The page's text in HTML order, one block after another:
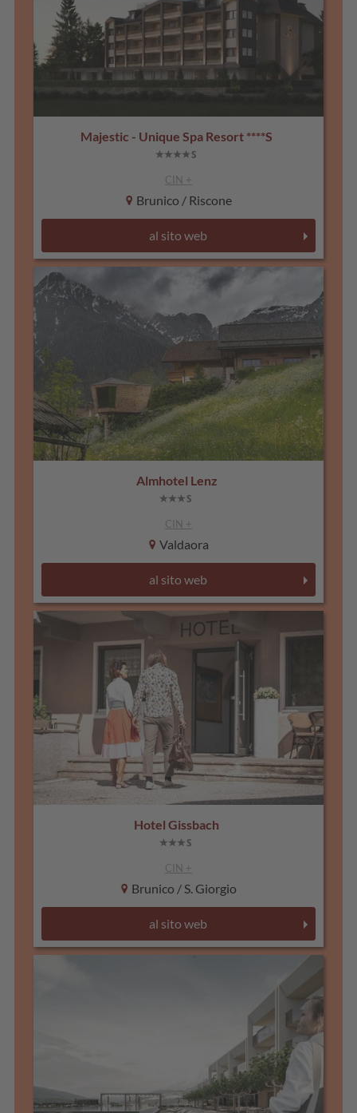
Majestic - Unique Spa Resort ****S
CIN +
Brunico / Riscone
al sito web
Almhotel Lenz
CIN +
Valdaora
al sito web
Hotel Gissbach
CIN +
Brunico / S. Giorgio
al sito web